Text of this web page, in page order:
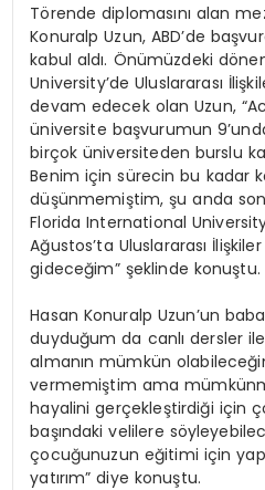
Törende diplomasını alan
Konuralp Uzun, ABD’de
kabul aldı. Önümüzdeki
University’de Uluslararası
devam edecek olan Uzun,
üniversite başvurumun
birçok üniversiteden burslu
Benim için sürecin bu kadar
düşünmemiştim, şu anda son
Florida International
Ağustos’ta Uluslararası
gideceğim” şeklinde konuştu.
Hasan Konuralp Uzun’un
duyduğum da canlı dersler
almanın mümkün
vermemiştim ama
hayalini gerçekleştirdiği için
başındaki velilere
çocuğunuzun eğitimi için
yatırım” diye konuştu.